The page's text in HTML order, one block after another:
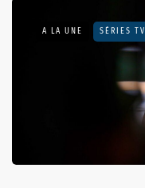
A LA UNE SÉRIES TV